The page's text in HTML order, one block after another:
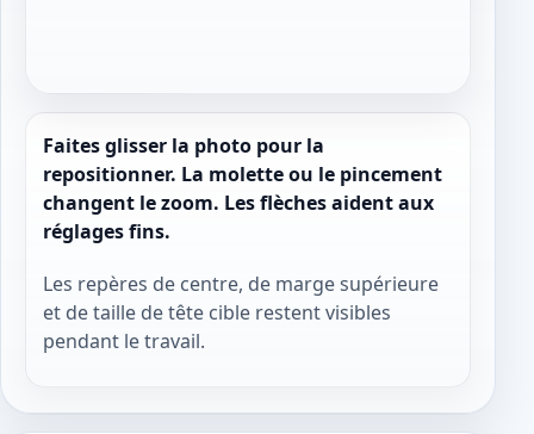
Faites glisser la photo pour la
repositionner. La molette ou le pincement
changent le zoom. Les flèches aident aux
réglages fins.
Les repères de centre, de marge supérieure
et de taille de tête cible restent visibles
pendant le travail.